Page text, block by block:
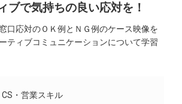
ブで気持ちの良い応対を！
口応対のＯＫ例とＮＧ例のケース映像を
ティブコミュニケーションについて学習
CS・営業スキル